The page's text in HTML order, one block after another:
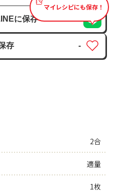
マイレシピにも保存！
に保存
存
-
2合
適量
1枚